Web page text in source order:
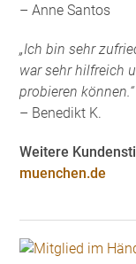
– Anne Santos
„Ich bin sehr
war sehr hilfreich
probieren können.“
– Benedikt K.
Weitere
muenchen.de